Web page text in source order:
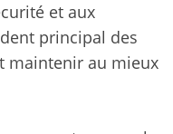
et aux
principal des
maintenir au mieux